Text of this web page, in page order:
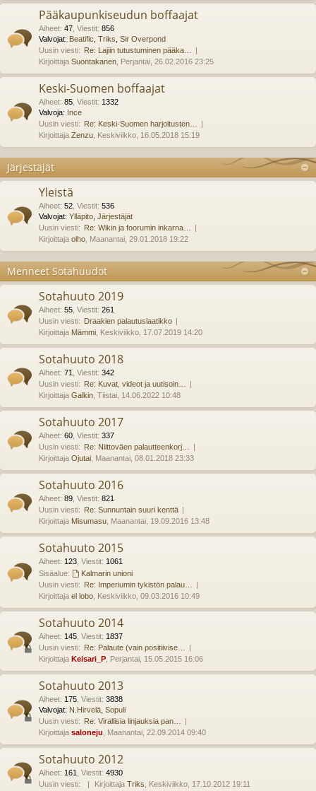
Pääkaupunkiseudun boffaajat
Aiheet: 47 Viestit: 856
Valvojat: Beatific Triks Sir Overpond
Uusin viesti: Re: Lajiin tutustuminen pääka…
Kirjoittaja Suontakanen , Perjantai, 26.02.2016 23:25
Keski-Suomen boffaajat
Aiheet: 85 Viestit: 1332
Valvoja: Ince
Uusin viesti: Re: Keski-Suomen harjoitusten…
Kirjoittaja Zenzu , Keskiviikko, 16.05.2018 15:19
Järjestäjät
Yleistä
Aiheet: 52 Viestit: 536
Valvojat: Ylläpito Järjestäjät
Uusin viesti: Re: Wikin ja foorumin inkarna…
Kirjoittaja olho , Maanantai, 29.01.2018 19:22
Menneet Sotahuudot
Sotahuuto 2019
Aiheet: 55 Viestit: 261
Uusin viesti: Draakien palautuslaatikko
Kirjoittaja Mämmi , Keskiviikko, 17.07.2019 14:20
Sotahuuto 2018
Aiheet: 71 Viestit: 342
Uusin viesti: Re: Kuvat, videot ja uutisoin…
Kirjoittaja Galkin , Tiistai, 14.06.2022 10:48
Sotahuuto 2017
Aiheet: 60 Viestit: 337
Uusin viesti: Re: Niittoväen palautteenkorj…
Kirjoittaja Ojutai , Maanantai, 08.01.2018 23:33
Sotahuuto 2016
Aiheet: 89 Viestit: 821
Uusin viesti: Re: Sunnuntain suuri kenttä
Kirjoittaja Misumasu , Maanantai, 19.09.2016 13:48
Sotahuuto 2015
Aiheet: 123 Viestit: 1061
Sisäalue:
Kalmarin unioni
Uusin viesti: Re: Imperiumin tykistön palau…
Kirjoittaja el lobo , Keskiviikko, 09.03.2016 10:49
Sotahuuto 2014
Aiheet: 145 Viestit: 1837
Uusin viesti: Re: Palaute (vain positiivise…
Kirjoittaja Keisari_P , Perjantai, 15.05.2015 16:06
Sotahuuto 2013
Aiheet: 175 Viestit: 3838
Valvojat: N.Hirvelä Sopuli
Uusin viesti: Re: Virallisia linjauksia pan…
Kirjoittaja saloneju , Maanantai, 22.09.2014 09:40
Sotahuuto 2012
Aiheet: 161 Viestit: 4930
Uusin viesti:
Kirjoittaja Triks , Keskiviikko, 17.10.2012 19:11